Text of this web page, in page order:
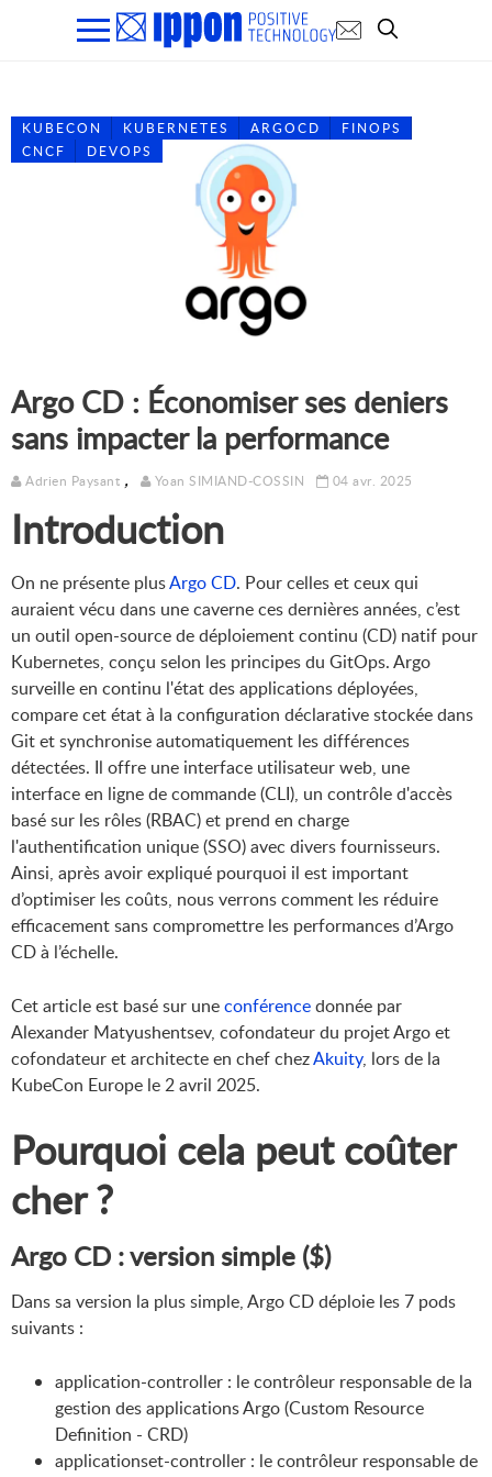
KUBECON KUBERNETES ARGOCD
FINOPS
CNCF
DEVOPS
Argo CD : Économiser ses deniers
sans impacter la performance
Adrien Paysant , Yoan SIMIAND-COSSIN 04 avr. 2025
Introduction
On ne présente plusArgo CD. Pour celles et ceux qui
auraient vécu dans une caverne ces dernières années, c’est
un outil open-source de déploiement continu (CD) natif pour
Kubernetes, conçu selon les principes du GitOps. Argo
surveille en continu l'état des applications déployées,
compare cet état à la configuration déclarative stockée dans
Git et synchronise automatiquement les différences
détectées. Il offre une interface utilisateur web, une
interface en ligne de commande (CLI), un contrôle d'accès
basé sur les rôles (RBAC) et prend en charge
l'authentification unique (SSO) avec divers fournisseurs.
Ainsi, après avoir expliqué pourquoi il est important
d’optimiser les coûts, nous verrons comment les réduire
efficacement sans compromettre les performances d’Argo
CD à l’échelle.
Cet article est basé sur uneconférencedonnée par
Alexander Matyushentsev, cofondateur du projet Argo et
cofondateur et architecte en chef chezAkuity, lors de la
KubeCon Europe le 2 avril 2025.
Pourquoi cela peut coûter
cher ?
Argo CD : version simple ($)
Dans sa version la plus simple, Argo CD déploie les 7 pods
suivants :
application-controller : le contrôleur responsable de la
gestion des applications Argo (Custom Resource
Definition - CRD)
applicationset-controller : le contrôleur responsable de